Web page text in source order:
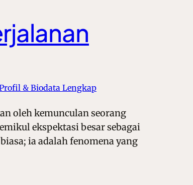
& Biodata Lengkap
oleh kemunculan seorang
ekspektasi besar sebagai
ia adalah fenomena yang